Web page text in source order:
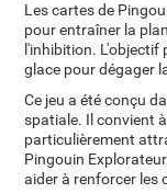
Les cartes de
pour entraîner la
l'inhibition. L'objectif
glace pour dégager
Ce jeu a été conçu
spatiale. Il convient
particulièrement
Pingouin
aider à renforcer les